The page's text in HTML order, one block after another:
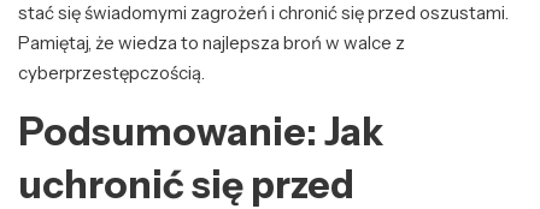
stać się świadomymi zagrożeń i chronić się przed oszustami.
Pamiętaj, że wiedza to najlepsza broń w walce z
cyberprzestępczością.
Podsumowanie: Jak
uchronić się przed